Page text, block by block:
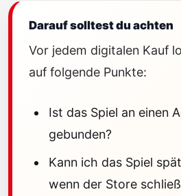
Darauf solltest du achten
Vor jedem digitalen Kauf
auf folgende Punkte:
Ist das Spiel an einen
gebunden?
Kann ich das Spiel
wenn der Store